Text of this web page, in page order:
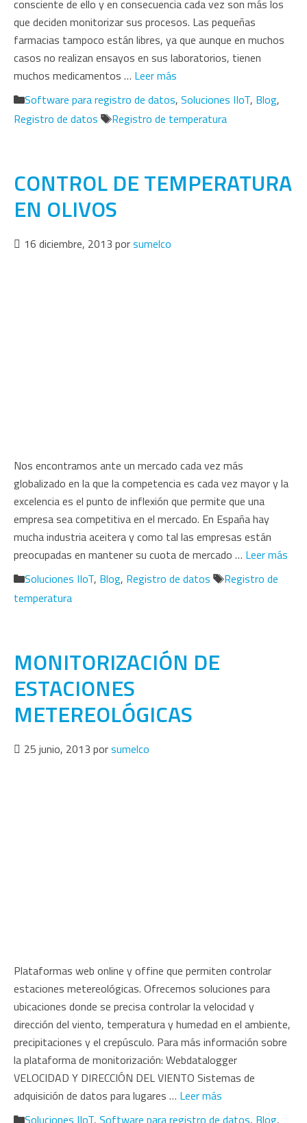
consciente de ello y en consecuencia cada vez son más los
que deciden monitorizar sus procesos. Las pequeñas
farmacias tampoco están libres, ya que aunque en muchos
casos no realizan ensayos en sus laboratorios, tienen
muchos medicamentos … Leer más
Categorías
Software para registro de datos, Soluciones IIoT, Blog,
Registro de datos
Etiquetas
Registro de temperatura
CONTROL DE TEMPERATURA
EN OLIVOS
16 diciembre, 2013 porsumelco
Nos encontramos ante un mercado cada vez más
globalizado en la que la competencia es cada vez mayor y la
excelencia es el punto de inflexión que permite que una
empresa sea competitiva en el mercado. En España hay
mucha industria aceitera y como tal las empresas están
preocupadas en mantener su cuota de mercado … Leer más
Categorías
Soluciones IIoT, Blog, Registro de datos Etiquetas
Registro de
temperatura
MONITORIZACIÓN DE
ESTACIONES
METEREOLÓGICAS
25 junio, 2013 porsumelco
Plataformas web online y offine que permiten controlar
estaciones metereológicas. Ofrecemos soluciones para
ubicaciones donde se precisa controlar la velocidad y
dirección del viento, temperatura y humedad en el ambiente,
precipitaciones y el crepúsculo. Para más información sobre
la plataforma de monitorización: Webdatalogger
VELOCIDAD Y DIRECCIÓN DEL VIENTO Sistemas de
adquisición de datos para lugares … Leer más
Categorías
Soluciones IIoT, Software para registro de datos, Blog,